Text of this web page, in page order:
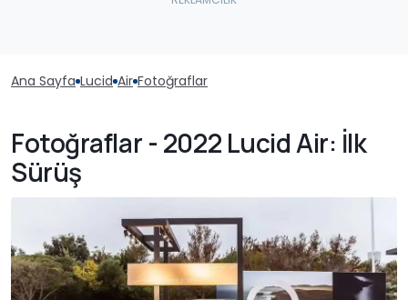
Ana Sayfa Lucid Air Fotoğraflar
Fotoğraflar - 2022 Lucid Air: İlk
Sürüş